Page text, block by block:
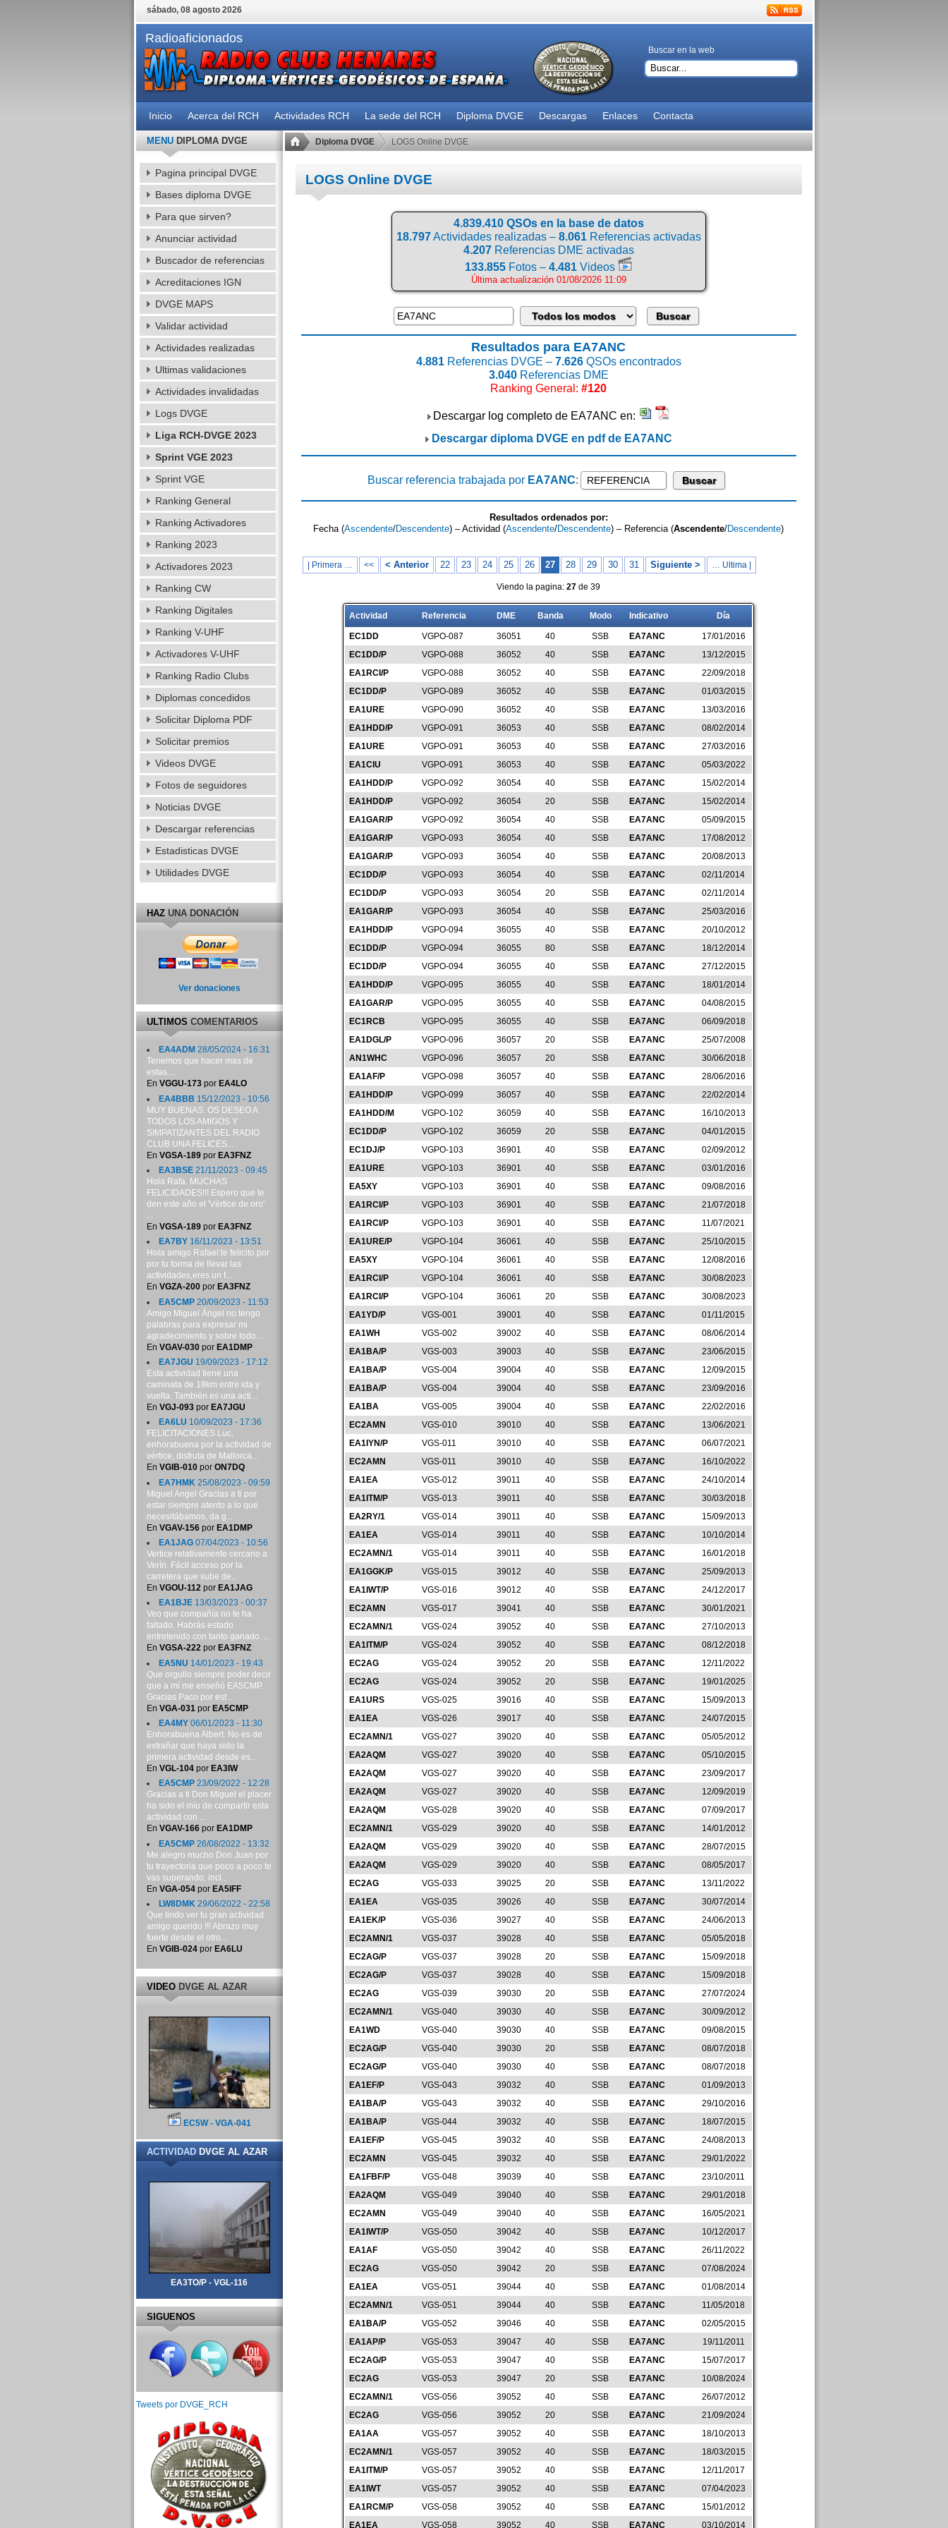
sábado, 08 agosto 2026
Radioaficionados
Buscar en la web
Inicio Acerca del RCH Actividades RCH La sede del RCH Diploma DVGE Descargas Enlaces Contacta
Diploma DVGE LOGS Online DVGE
LOGS Online DVGE
4.839.410 QSOs en la base de datos
18.797Actividades realizadas – 8.061Referencias activadas
4.207Referencias DME activadas
133.855 Fotos – 4.481 Videos
Última actualización 01/08/2026 11:09
Resultados para EA7ANC
4.881Referencias DVGE – 7.626QSOs encontrados
3.040Referencias DME
Ranking General: #120
Descargar log completo de EA7ANC en:
Descargar diploma DVGE en pdf de EA7ANC
Buscar referencia trabajada por EA7ANC:
Resultados ordenados por:
Fecha (Ascendente/Descendente) – Actividad (Ascendente/Descendente) – Referencia (Ascendente/Descendente)
| Primera … << < Anterior 22 23 24 25 26 27 28 29 30 31 Siguiente > … Ultima |
Viendo la pagina: 27 de 39
Actividad Referencia DME Banda Modo Indicativo Día
EC1DD VGPO-087 36051 40 SSB EA7ANC
17/01/2016
EC1DD/P
VGPO-088 36052 40 SSB EA7ANC
13/12/2015
EA1RCI/P
VGPO-088 36052 40 SSB EA7ANC
22/09/2018
EC1DD/P
VGPO-089 36052 40 SSB EA7ANC
01/03/2015
EA1URE
VGPO-090 36052 40 SSB EA7ANC
13/03/2016
EA1HDD/P
VGPO-091 36053 40 SSB EA7ANC
08/02/2014
EA1URE
VGPO-091 36053 40 SSB EA7ANC
27/03/2016
EA1CIU
VGPO-091 36053 40 SSB EA7ANC
05/03/2022
EA1HDD/P
VGPO-092 36054 40 SSB EA7ANC
15/02/2014
EA1HDD/P
VGPO-092 36054 20 SSB EA7ANC
15/02/2014
EA1GAR/P
VGPO-092 36054 40 SSB EA7ANC
05/09/2015
EA1GAR/P
VGPO-093 36054 40 SSB EA7ANC
17/08/2012
EA1GAR/P
VGPO-093 36054 40 SSB EA7ANC
20/08/2013
EC1DD/P
VGPO-093 36054 40 SSB EA7ANC
02/11/2014
EC1DD/P
VGPO-093 36054 20 SSB EA7ANC
02/11/2014
EA1GAR/P
VGPO-093 36054 40 SSB EA7ANC
25/03/2016
EA1HDD/P
VGPO-094 36055 40 SSB EA7ANC
20/10/2012
EC1DD/P
VGPO-094 36055 80 SSB EA7ANC
18/12/2014
EC1DD/P
VGPO-094 36055 40 SSB EA7ANC
27/12/2015
EA1HDD/P
VGPO-095 36055 40 SSB EA7ANC
18/01/2014
EA1GAR/P
VGPO-095 36055 40 SSB EA7ANC
04/08/2015
EC1RCB
VGPO-095 36055 40 SSB EA7ANC
06/09/2018
EA1DGL/P
VGPO-096 36057 20 SSB EA7ANC
25/07/2008
AN1WHC
VGPO-096 36057 20 SSB EA7ANC
30/06/2018
EA1AF/P
VGPO-098 36057 40 SSB EA7ANC
28/06/2016
EA1HDD/P
VGPO-099 36057 40 SSB EA7ANC
22/02/2014
EA1HDD/M
VGPO-102 36059 40 SSB EA7ANC
16/10/2013
EC1DD/P
VGPO-102 36059 20 SSB EA7ANC
04/01/2015
EC1DJ/P
VGPO-103 36901 40 SSB EA7ANC
02/09/2012
EA1URE
VGPO-103 36901 40 SSB EA7ANC
03/01/2016
EA5XY
VGPO-103 36901 40 SSB EA7ANC
09/08/2016
EA1RCI/P
VGPO-103 36901 40 SSB EA7ANC
21/07/2018
EA1RCI/P
VGPO-103 36901 40 SSB EA7ANC
11/07/2021
EA1URE/P
VGPO-104 36061 40 SSB EA7ANC
25/10/2015
EA5XY
VGPO-104 36061 40 SSB EA7ANC
12/08/2016
EA1RCI/P
VGPO-104 36061 40 SSB EA7ANC
30/08/2023
EA1RCI/P
VGPO-104 36061 20 SSB EA7ANC
30/08/2023
EA1YD/P
VGS-001 39001 40 SSB EA7ANC
01/11/2015
EA1WH
VGS-002 39002 40 SSB EA7ANC
08/06/2014
EA1BA/P
VGS-003 39003 40 SSB EA7ANC
23/06/2015
EA1BA/P
VGS-004 39004 40 SSB EA7ANC
12/09/2015
EA1BA/P
VGS-004 39004 40 SSB EA7ANC
23/09/2016
EA1BA
VGS-005 39004 40 SSB EA7ANC
22/02/2016
EC2AMN
VGS-010 39010 40 SSB EA7ANC
13/06/2021
EA1IYN/P
VGS-011 39010 40 SSB EA7ANC
06/07/2021
EC2AMN
VGS-011 39010 40 SSB EA7ANC
16/10/2022
EA1EA
VGS-012 39011 40 SSB EA7ANC
24/10/2014
EA1ITM/P
VGS-013 39011 40 SSB EA7ANC
30/03/2018
EA2RY/1
VGS-014 39011 40 SSB EA7ANC
15/09/2013
EA1EA
VGS-014 39011 40 SSB EA7ANC
10/10/2014
EC2AMN/1
VGS-014 39011 40 SSB EA7ANC
16/01/2018
EA1GGK/P
VGS-015 39012 40 SSB EA7ANC
25/09/2013
EA1IWT/P
VGS-016 39012 40 SSB EA7ANC
24/12/2017
EC2AMN
VGS-017 39041 40 SSB EA7ANC
30/01/2021
EC2AMN/1
VGS-024 39052 40 SSB EA7ANC
27/10/2013
EA1ITM/P
VGS-024 39052 40 SSB EA7ANC
08/12/2018
EC2AG
VGS-024 39052 20 SSB EA7ANC
12/11/2022
EC2AG
VGS-024 39052 20 SSB EA7ANC
19/01/2025
EA1URS
VGS-025 39016 40 SSB EA7ANC
15/09/2013
EA1EA
VGS-026 39017 40 SSB EA7ANC
24/07/2015
EC2AMN/1
VGS-027 39020 40 SSB EA7ANC
05/05/2012
EA2AQM
VGS-027 39020 40 SSB EA7ANC
05/10/2015
EA2AQM
VGS-027 39020 40 SSB EA7ANC
23/09/2017
EA2AQM
VGS-027 39020 40 SSB EA7ANC
12/09/2019
EA2AQM
VGS-028 39020 40 SSB EA7ANC
07/09/2017
EC2AMN/1
VGS-029 39020 40 SSB EA7ANC
14/01/2012
EA2AQM
VGS-029 39020 40 SSB EA7ANC
28/07/2015
EA2AQM
VGS-029 39020 40 SSB EA7ANC
08/05/2017
EC2AG
VGS-033 39025 20 SSB EA7ANC
13/11/2022
EA1EA
VGS-035 39026 40 SSB EA7ANC
30/07/2014
EA1EK/P
VGS-036 39027 40 SSB EA7ANC
24/06/2013
EC2AMN/1
VGS-037 39028 40 SSB EA7ANC
05/05/2018
EC2AG/P
VGS-037 39028 20 SSB EA7ANC
15/09/2018
EC2AG/P
VGS-037 39028 40 SSB EA7ANC
15/09/2018
EC2AG
VGS-039 39030 20 SSB EA7ANC
27/07/2024
EC2AMN/1
VGS-040 39030 40 SSB EA7ANC
30/09/2012
EA1WD
VGS-040 39030 40 SSB EA7ANC
09/08/2015
EC2AG/P
VGS-040 39030 20 SSB EA7ANC
08/07/2018
EC2AG/P
VGS-040 39030 40 SSB EA7ANC
08/07/2018
EA1EF/P
VGS-043 39032 40 SSB EA7ANC
01/09/2013
EA1BA/P
VGS-043 39032 40 SSB EA7ANC
29/10/2016
EA1BA/P
VGS-044 39032 40 SSB EA7ANC
18/07/2015
EA1EF/P
VGS-045 39032 40 SSB EA7ANC
24/08/2013
EC2AMN
VGS-045 39032 40 SSB EA7ANC
29/01/2022
EA1FBF/P
VGS-048 39039 40 SSB EA7ANC
23/10/2011
EA2AQM
VGS-049 39040 40 SSB EA7ANC
29/01/2018
EC2AMN
VGS-049 39040 40 SSB EA7ANC
16/05/2021
EA1IWT/P
VGS-050 39042 40 SSB EA7ANC
10/12/2017
EA1AF
VGS-050 39042 40 SSB EA7ANC
26/11/2022
EC2AG
VGS-050 39042 20 SSB EA7ANC
07/08/2024
EA1EA
VGS-051 39044 40 SSB EA7ANC
01/08/2014
EC2AMN/1
VGS-051 39044 40 SSB EA7ANC
11/05/2018
EA1BA/P
VGS-052 39046 40 SSB EA7ANC
02/05/2015
EA1AP/P
VGS-053 39047 40 SSB EA7ANC
19/11/2011
EC2AG/P
VGS-053 39047 40 SSB EA7ANC
15/07/2017
EC2AG
VGS-053 39047 20 SSB EA7ANC
10/08/2024
EC2AMN/1
VGS-056 39052 40 SSB EA7ANC
26/07/2012
EC2AG
VGS-056 39052 20 SSB EA7ANC
21/09/2024
EA1AA
VGS-057 39052 40 SSB EA7ANC
18/10/2013
EC2AMN/1
VGS-057 39052 40 SSB EA7ANC
18/03/2015
EA1ITM/P
VGS-057 39052 40 SSB EA7ANC
12/11/2017
EA1IWT
VGS-057 39052 40 SSB EA7ANC
07/04/2023
EA1RCM/P
VGS-058 39052 40 SSB EA7ANC
15/01/2012
EA1EA
VGS-058 39052 40 SSB EA7ANC 03/10/2014
MENUDIPLOMA DVGE
Pagina principal DVGE
Bases diploma DVGE
Para que sirven?
Anunciar actividad
Buscador de referencias
Acreditaciones IGN
DVGE MAPS
Validar actividad
Actividades realizadas
Ultimas validaciones
Actividades invalidadas
Logs DVGE
Liga RCH-DVGE 2023
Sprint VGE 2023
Sprint VGE
Ranking General
Ranking Activadores
Ranking 2023
Activadores 2023
Ranking CW
Ranking Digitales
Ranking V-UHF
Activadores V-UHF
Ranking Radio Clubs
Diplomas concedidos
Solicitar Diploma PDF
Solicitar premios
Videos DVGE
Fotos de seguidores
Noticias DVGE
Descargar referencias
Estadisticas DVGE
Utilidades DVGE
HAZUNA DONACIÓN
Ver donaciones
ULTIMOSCOMENTARIOS
EA4ADM 28/05/2024 - 16:31
Tenemos que hacer mas de
estas....
En VGGU-173por EA4LO
EA4BBB 15/12/2023 - 10:56
MUY BUENAS. OS DESEO A
TODOS LOS AMIGOS Y
SIMPATIZANTES DEL RADIO
CLUB UNA FELICES...
En VGSA-189por EA3FNZ
EA3BSE21/11/2023 - 09:45
Hola Rafa. MUCHAS
FELICIDADES!!! Espero que te
den este año el 'Vértice de oro'
...
En VGSA-189por EA3FNZ
EA7BY16/11/2023 - 13:51
Hola amigo Rafael:te felicito por
por tu forma de llevar las
actividades,eres un f...
En VGZA-200por EA3FNZ
EA5CMP20/09/2023 - 11:53
Amigo Miguel Ángel no tengo
palabras para expresar mi
agradecimiento y sobre todo...
En VGAV-030por EA1DMP
EA7JGU 19/09/2023 - 17:12
Esta actividad tiene una
caminata de 18km entre ida y
vuelta. También es una acti...
En VGJ-093por EA7JGU
EA6LU 10/09/2023 - 17:36
FELICITACIONES Luc,
enhorabuena por la actividad de
vértice, disfruta de Mallorca...
En VGIB-010por ON7DQ
EA7HMK 25/08/2023 - 09:59
Miguel Angel Gracias a ti por
estar siempre atento a lo que
necesitábamos, da g...
En VGAV-156por EA1DMP
EA1JAG07/04/2023 - 10:56
Vertice relativamente cercano a
Verín. Fácil acceso por la
carretera que sube de...
En VGOU-112por EA1JAG
EA1BJE13/03/2023 - 00:37
Veo que compañía no te ha
faltado. Habrás estado
entretenido con tanto ganado. ...
En VGSA-222por EA3FNZ
EA5NU 14/01/2023 - 19:43
Que orgullo siempre poder decir
que a mí me enseñó EA5CMP.
Gracias Paco por est...
En VGA-031 por EA5CMP
EA4MY06/01/2023 - 11:30
Enhorabuena Albert. No es de
extrañar que haya sido la
primera actividad desde es...
En VGL-104por EA3IW
EA5CMP23/09/2022 - 12:28
Gracias a ti Don Miguel el placer
ha sido el mío de compartir esta
actividad con ...
En VGAV-166por EA1DMP
EA5CMP26/08/2022 - 13:32
Me alegro mucho Don Juan por
tu trayectoria que poco a poco te
vas superando, incl...
En VGA-054por EA5IFF
LW8DMK29/06/2022 - 22:58
Que lindo ver tu gran actividad
amigo querido !!! Abrazo muy
fuerte desde el otro...
En VGIB-024por EA6LU
VIDEODVGE AL AZAR
EC5W - VGA-041
ACTIVIDADDVGE AL AZAR
EA3TO/P - VGL-116
SIGUENOS
Tweets por DVGE_RCH